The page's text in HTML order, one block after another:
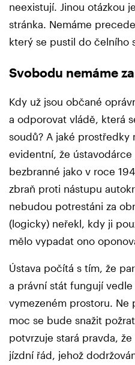
neexistují. Jinou otázkou
stránka. Nemáme
který se pustil do čelního
Svobodu nemáme
Kdy už jsou občané
a odporovat vládě, která
soudů? A jaké prostředky
evidentní, že
bezbranné jako v roce
zbraň proti nástupu
nebudou potrestáni za
(logicky) neřekl, kdy ji
mělo vypadat ono
Ústava počítá s tím, že
a právní stát fungují
vymezeném prostoru. Ne
moc se bude snažit
potvrzuje stará pravda,
jízdní řád, jehož